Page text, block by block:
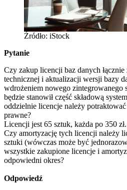
Źródło: iStock
Pytanie
Czy zakup licencji baz danych
technicznej i aktualizacji wersji bazy
wdrożeniem nowego zintegrowanego
będzie stanowił część składową
oddzielnie licencje należy
prawne?
Licencji jest 65 sztuk, każda po 350 zł.
Czy amortyzację tych licencji należy
sztuki (wówczas może być
wszystkie zakupione licencje i
odpowiedni okres?
Odpowiedź